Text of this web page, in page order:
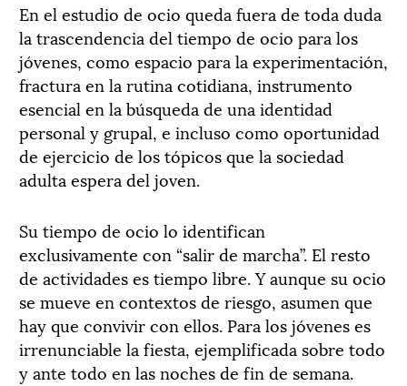
En el estudio de ocio queda fuera de toda duda
la trascendencia del tiempo de ocio para los
jóvenes, como espacio para la experimentación,
fractura en la rutina cotidiana, instrumento
esencial en la búsqueda de una identidad
personal y grupal, e incluso como oportunidad
de ejercicio de los tópicos que la sociedad
adulta espera del joven.
Su tiempo de ocio lo identifican
exclusivamente con “salir de marcha”. El resto
de actividades es tiempo libre. Y aunque su ocio
se mueve en contextos de riesgo, asumen que
hay que convivir con ellos. Para los jóvenes es
irrenunciable la fiesta, ejemplificada sobre todo
y ante todo en las noches de fin de semana.